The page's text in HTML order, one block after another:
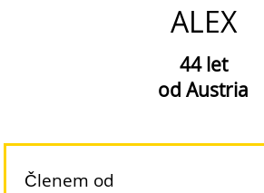
ALEX
44 let
od Austria
Členem od